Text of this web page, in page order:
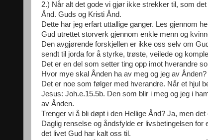
2.) Når alt det gode vi gjør ikke strekker til, som
Ånd. Guds og Kristi Ånd.
Dette har jeg erfart uttallige ganger. Les gjennom
Gud utrettet storverk gjennom enkle menn og
Den avgjørende forskjellen er ikke oss selv om
sendt til jorda for å styrke, trøste, veilede og
Det er en del som setter ting opp imot hverandre
Hvor mye skal Ånden ha av meg og jeg av Ånden?
Det er noe som følger med hverandre. Når et hjul
Jesus: Joh.e.15.5b. Den som blir i meg og jeg i
av Ånden.
Trenger vi å bli døpt i den Hellige Ånd? Ja, men
Daglig renselse og åndsfylde er livsbetingelsen
det livet Gud har kalt oss til.